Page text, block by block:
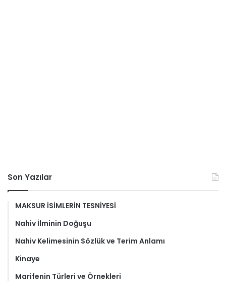
Son Yazılar
MAKSUR İSİMLERİN TESNİYESİ
Nahiv İlminin Doğuşu
Nahiv Kelimesinin Sözlük ve Terim Anlamı
Kinaye
Marifenin Türleri ve Örnekleri